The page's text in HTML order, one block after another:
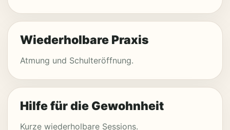
Wiederholbare Praxis
Atmung und Schulteröffnung.
Hilfe für die Gewohnheit
Kurze wiederholbare Sessions.